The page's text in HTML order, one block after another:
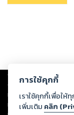
Copyright © 2026
ต่อผลงานหรือเนื้อหาใดที่
ทรัพย์สินทางปัญญาของ
ทุกท่านโปรดใช้วิจารณญ
การใช้คุกกี้
เราใช้คุกกี้เพื่อใ
เพิ่มเติม คลิก